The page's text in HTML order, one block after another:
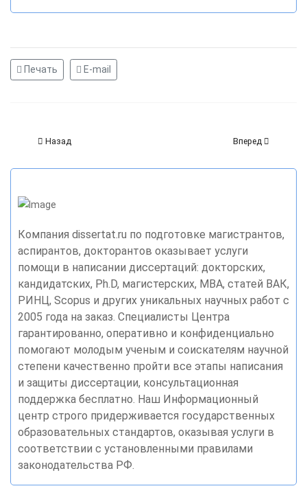
Печать E-mail
Назад Вперед
Компания dissertat.ru по подготовке магистрантов,
аспирантов, докторантов оказывает услуги
помощи в написании диссертаций: докторских,
кандидатских, Ph.D, магистерских, MBA, статей ВАК,
РИНЦ, Scopus и других уникальных научных работ с
2005 года на заказ. Специалисты Центра
гарантированно, оперативно и конфиденциально
помогают молодым ученым и соискателям научной
степени качественно пройти все этапы написания
и защиты диссертации, консультационная
поддержка бесплатно. Наш Информационный
центр строго придерживается государственных
образовательных стандартов, оказывая услуги в
соответствии с установленными правилами
законодательства РФ.